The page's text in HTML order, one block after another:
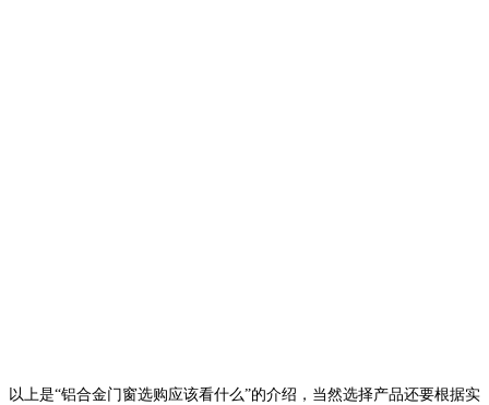
以上是“铝合金门窗选购应该看什么”的介绍，当然选择产品还要根据实